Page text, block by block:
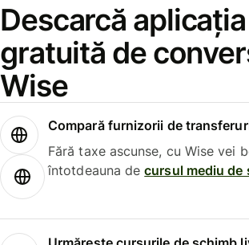
Descarcă
gratuită de
Wise
Compară furnizorii de
Fără taxe ascunse, cu Wise vei
întotdeauna decursul mediu de